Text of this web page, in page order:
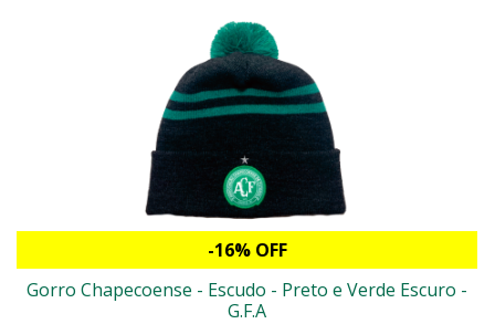
-16% OFF
Gorro Chapecoense - Escudo - Preto e Verde Escuro -
G.F.A